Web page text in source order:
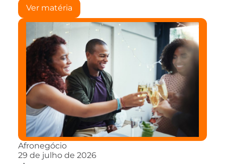
Ver matéria
Afronegócio
29 de julho de 2026